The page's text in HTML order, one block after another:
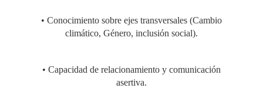
FORTALECIMIENTO
RURALES, CON
• Conocimiento sobre ejes transversales (Cambio
climático, Género, inclusión social).
• Capacidad de relacionamiento y comunicación
asertiva.